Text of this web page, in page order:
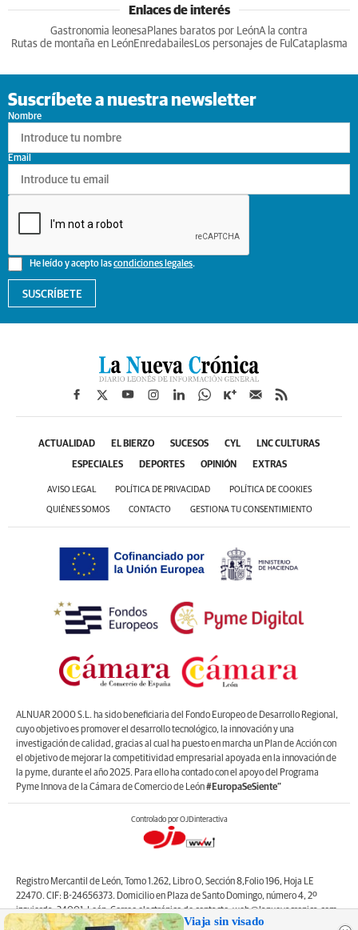
Enlaces de interés
Gastronomia leonesa Planes baratos por LeónA la contra
Rutas de montaña en LeónEnredabailesLos personajes de Ful Cataplasma
Suscríbete a nuestra newsletter
Nombre
He leído y acepto lascondiciones legales.
Email
SUSCRÍBETE
ACTUALIDAD EL BIERZO SUCESOS CYL LNC CULTURAS
ESPECIALES DEPORTES OPINIÓN EXTRAS
AVISO LEGAL POLÍTICA DE PRIVACIDAD POLÍTICA DE COOKIES
QUIÉNES SOMOS CONTACTO GESTIONA TU CONSENTIMIENTO
ALNUAR 2000 S.L. ha sido beneficiaria del Fondo Europeo de Desarrollo Regional,
cuyo objetivo es promover el desarrollo tecnológico, la innovación y una
investigación de calidad, gracias al cual ha puesto en marcha un Plan de Acción con
el objetivo de mejorar la competitividad empresarial apoyada en la innovación de
la pyme, durante el año 2025. Para ello ha contado con el apoyo del Programa
Pyme Innova de la Cámara de Comercio de León#EuropaSeSiente”
Controlado por OJDinteractiva
Registro Mercantil de León, Tomo 1.262, Libro O, Sección 8,Folio 196, Hoja LE
22470. CIF: B-24656373. Domicilio en Plaza de Santo Domingo, número 4, 2º
izquierda, 24001, León. Correo electrónico de contacto: web@lanuevacronica.com.
Copyright © ALNUAR 2000 S.L. (LA NUEVA CRÓNICA). Incluye contenidos de la
Viaja sin visado